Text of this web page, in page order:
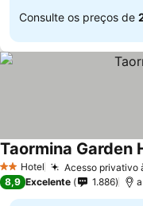
Consulte os preços de
2 Estrelas
Hotel Acesso privativo
Taormina Garden
8,9 Excelente 1.886